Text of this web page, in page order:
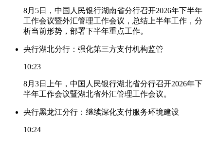
8月5日，中国人民银行湖南省分行召开2026年下半年
工作会议暨外汇管理工作会议，总结上半年工作，分
析当前形势，部署下半年重点工作。
央行湖北分行：强化第三方支付机构监管
10:23
8月3日上午，中国人民银行湖北省分行召开2026年下
半年工作会议暨湖北省外汇管理工作会议。
央行黑龙江分行：继续深化支付服务环境建设
10:24